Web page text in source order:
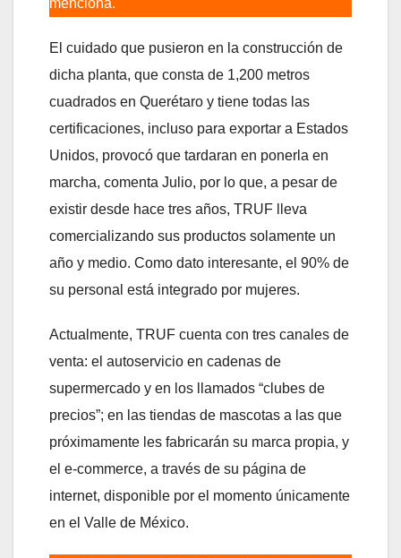
menciona.
El cuidado que pusieron en la construcción de
dicha planta, que consta de 1,200 metros
cuadrados en Querétaro y tiene todas las
certificaciones, incluso para exportar a Estados
Unidos, provocó que tardaran en ponerla en
marcha, comenta Julio, por lo que, a pesar de
existir desde hace tres años, TRUF lleva
comercializando sus productos solamente un
año y medio. Como dato interesante, el 90% de
su personal está integrado por mujeres.
Actualmente, TRUF cuenta con tres canales de
venta: el autoservicio en cadenas de
supermercado y en los llamados “clubes de
precios”; en las tiendas de mascotas a las que
próximamente les fabricarán su marca propia, y
el e-commerce, a través de su página de
internet, disponible por el momento únicamente
en el Valle de México.